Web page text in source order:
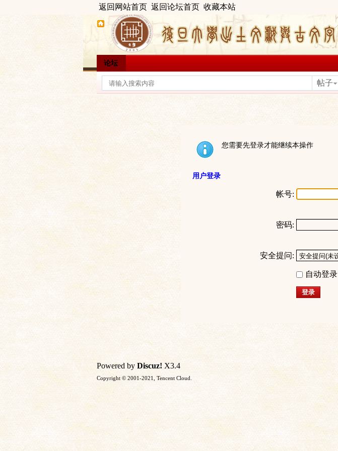
返回网站首页 返回论坛首页 收藏本站
论坛
帖子
您需要先登录才能继续本操作
用户登录
帐号:
密码:
安全提问:
自动登录
登录
Powered by Discuz! X3.4
Copyright © 2001-2021, Tencent Cloud.